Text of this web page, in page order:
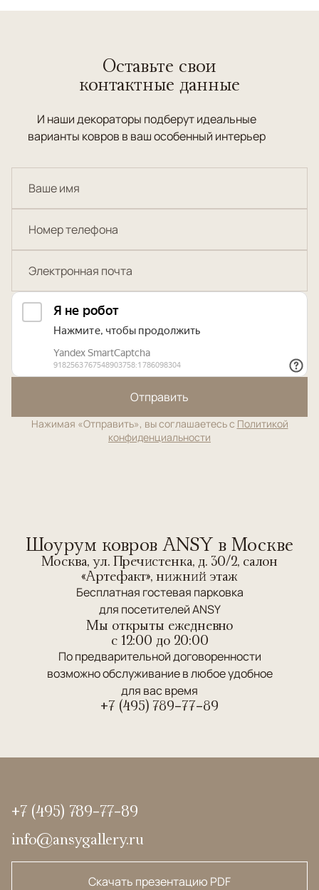
Оставьте свои
контактные данные
И наши декораторы подберут идеальные
варианты ковров в ваш особенный интерьер
Отправить
Нажимая «Отправить», вы соглашаетесь с Политикой
конфиденциальности
Шоурум ковров ANSY в Москве
Москва, ул. Пречистенка, д. 30/2, салон
«Артефакт», нижний этаж
Бесплатная гостевая парковка
для посетителей ANSY
Мы открыты ежедневно
c 12:00 до 20:00
По предварительной договоренности
возможно обслуживание в любое удобное
для вас время
+7 (495) 789-77-89
+7 (495) 789-77-89
info@ansygallery.ru
Скачать презентацию PDF